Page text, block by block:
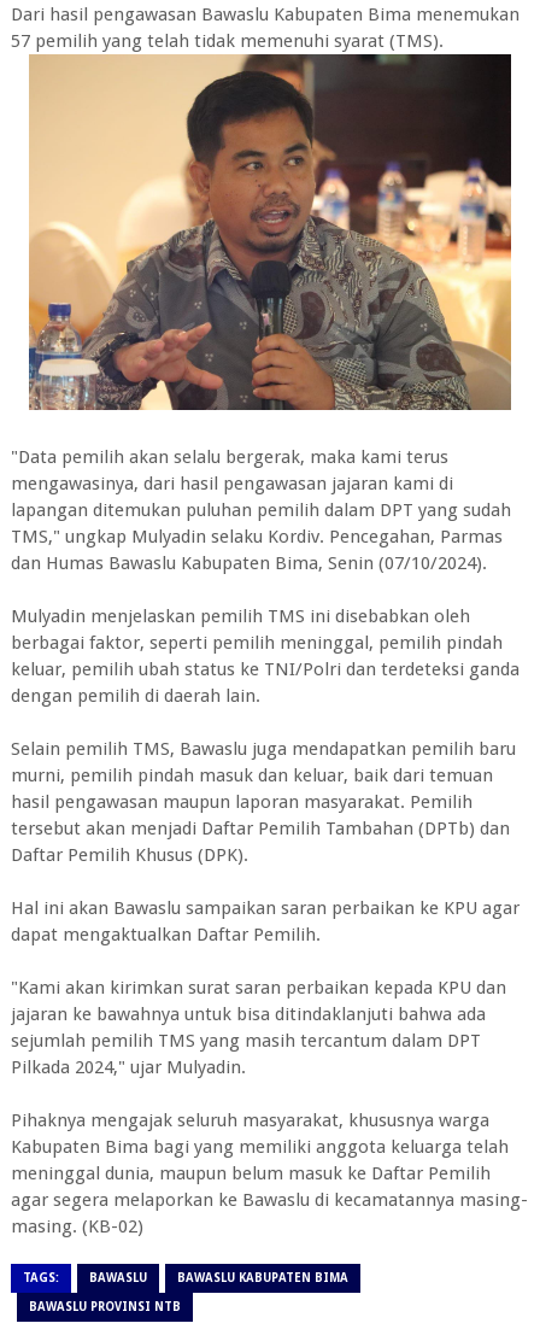
Dari hasil pengawasan Bawaslu Kabupaten Bima menemukan
57 pemilih yang telah tidak memenuhi syarat (TMS).
"Data pemilih akan selalu bergerak, maka kami terus
mengawasinya, dari hasil pengawasan jajaran kami di
lapangan ditemukan puluhan pemilih dalam DPT yang sudah
TMS," ungkap Mulyadin selaku Kordiv. Pencegahan, Parmas
dan Humas Bawaslu Kabupaten Bima, Senin (07/10/2024).
Mulyadin menjelaskan pemilih TMS ini disebabkan oleh
berbagai faktor, seperti pemilih meninggal, pemilih pindah
keluar, pemilih ubah status ke TNI/Polri dan terdeteksi ganda
dengan pemilih di daerah lain.
Selain pemilih TMS, Bawaslu juga mendapatkan pemilih baru
murni, pemilih pindah masuk dan keluar, baik dari temuan
hasil pengawasan maupun laporan masyarakat. Pemilih
tersebut akan menjadi Daftar Pemilih Tambahan (DPTb) dan
Daftar Pemilih Khusus (DPK).
Hal ini akan Bawaslu sampaikan saran perbaikan ke KPU agar
dapat mengaktualkan Daftar Pemilih.
"Kami akan kirimkan surat saran perbaikan kepada KPU dan
jajaran ke bawahnya untuk bisa ditindaklanjuti bahwa ada
sejumlah pemilih TMS yang masih tercantum dalam DPT
Pilkada 2024," ujar Mulyadin.
Pihaknya mengajak seluruh masyarakat, khususnya warga
Kabupaten Bima bagi yang memiliki anggota keluarga telah
meninggal dunia, maupun belum masuk ke Daftar Pemilih
agar segera melaporkan ke Bawaslu di kecamatannya masing-
masing. (KB-02)
TAGS: BAWASLU BAWASLU KABUPATEN BIMA
BAWASLU PROVINSI NTB